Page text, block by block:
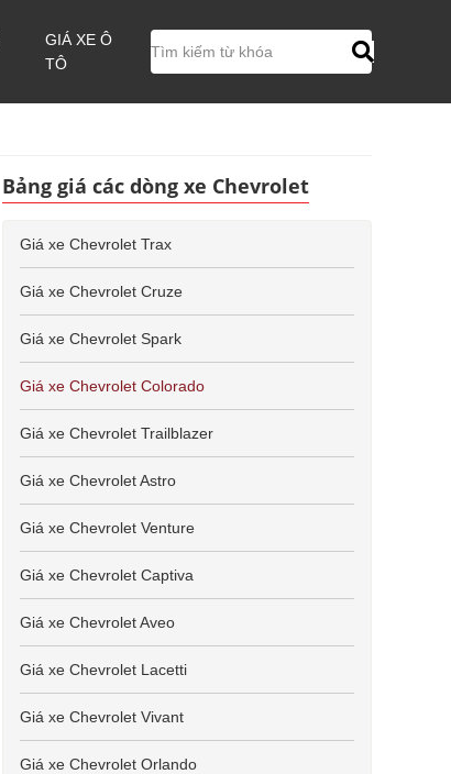
GIÁ XE Ô
TÔ
Bảng giá các dòng xe Chevrolet
Giá xe Chevrolet Trax
Giá xe Chevrolet Cruze
Giá xe Chevrolet Spark
Giá xe Chevrolet Colorado
Giá xe Chevrolet Trailblazer
Giá xe Chevrolet Astro
Giá xe Chevrolet Venture
Giá xe Chevrolet Captiva
Giá xe Chevrolet Aveo
Giá xe Chevrolet Lacetti
Giá xe Chevrolet Vivant
Giá xe Chevrolet Orlando